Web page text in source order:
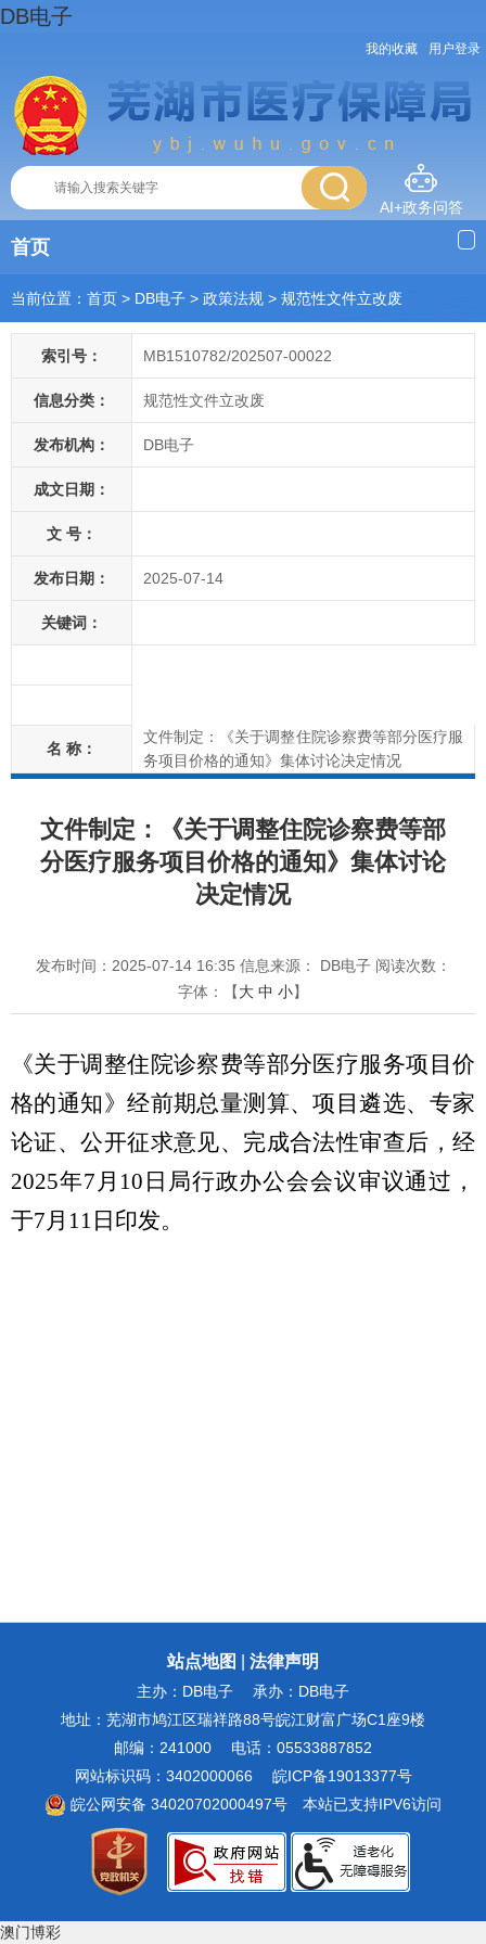
DB电子
我的收藏 用户登录
AI+政务问答
首页
当前位置： 首页 > DB电子 > 政策法规 > 规范性文件立改废
索引号： MB1510782/202507-00022
信息分类： 规范性文件立改废
发布机构： DB电子
成文日期：
文 号：
发布日期： 2025-07-14
关键词：
名 称：
文件制定：《关于调整住院诊察费等部分医疗服
务项目价格的通知》集体讨论决定情况
文件制定：《关于调整住院诊察费等部
分医疗服务项目价格的通知》集体讨论
决定情况
发布时间：2025-07-14 16:35 信息来源： DB电子 阅读次数：
字体：【大 中 小】
《关于调整住院诊察费等部分医疗服务项目价
格的通知》经前期总量测算、项目遴选、专家
论证、公开征求意见、完成合法性审查后，经
2025年7月10日局行政办公会会议审议通过，
于7月11日印发。
站点地图 法律声明
主办：DB电子
承办：DB电子
地址：芜湖市鸠江区瑞祥路88号皖江财富广场C1座9楼
邮编：241000
电话：05533887852
网站标识码：3402000066
皖ICP备19013377号
皖公网安备 34020702000497号
本站已支持IPV6访问
澳门博彩